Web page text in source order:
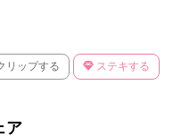
リップする ステキする
ア